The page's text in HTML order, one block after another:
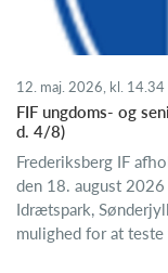
12. maj. 2026, kl. 14.34
FIF ungdoms- og
d. 4/8)
Frederiksberg IF
den 18. august 2026
Idrætspark,
mulighed for at